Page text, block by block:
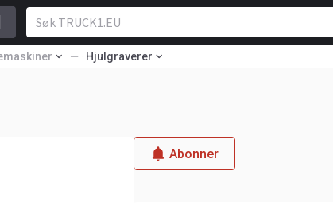
Hjulgraverer
Abonner